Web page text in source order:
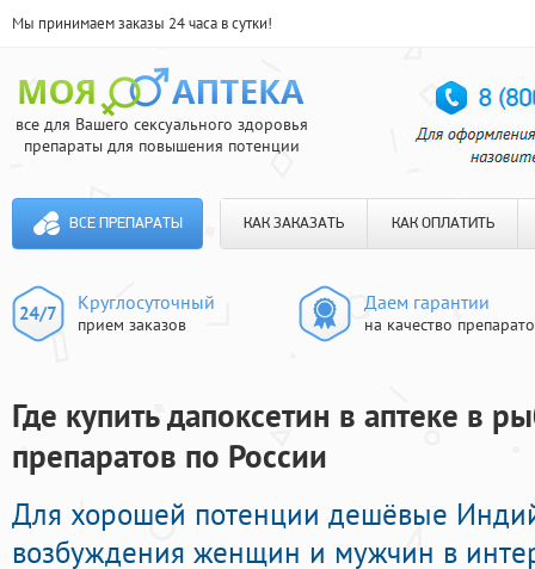
Мы принимаем заказы 24 часа в сутки!
все для Вашего сексуального здоровья
препараты для повышения потенции
ВСЕ ПРЕПАРАТЫ КАК ЗАКАЗАТЬ КАК ОПЛАТИТЬ
Круглосуточный
прием заказов
Даем гарантии
на качество
Где купить дапоксетин в аптеке в
препаратов по России
Для хорошей потенции дешёвые
возбуждения женщин и мужчин в